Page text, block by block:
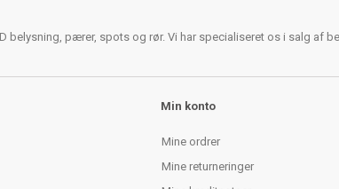
pærer, spots og rør. Vi har specialiseret os i salg af
Min konto
Mine ordrer
Mine returneringer